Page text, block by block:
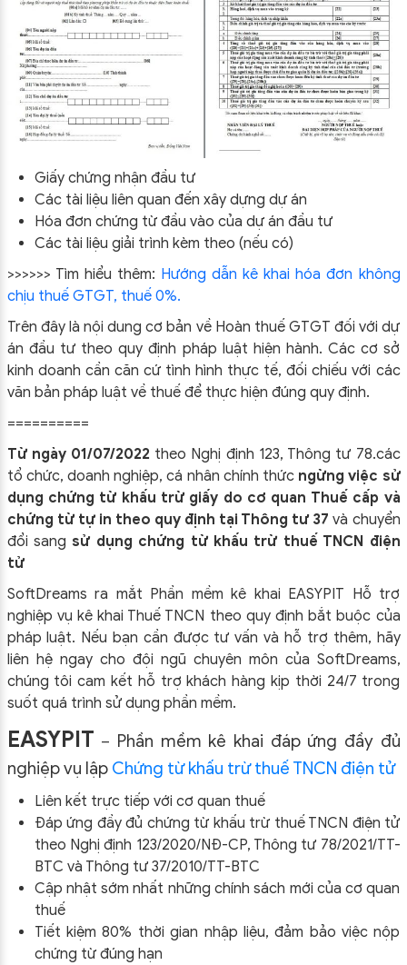
Giấy chứng nhận đầu tư
Các tài liệu liên quan đến xây dựng dự án
Hóa đơn chứng từ đầu vào của dự án đầu tư
Các tài liệu giải trình kèm theo (nếu có)
>>>>>> Tìm hiểu thêm: Hướng dẫn kê khai hóa đơn không
chịu thuế GTGT, thuế 0%.
Trên đây là nội dung cơ bản về Hoàn thuế GTGT đối với dự
án đầu tư theo quy định pháp luật hiện hành. Các cơ sở
kinh doanh cần căn cứ tình hình thực tế, đối chiếu với các
văn bản pháp luật về thuế để thực hiện đúng quy định.
==========
Từ ngày 01/07/2022 theo Nghị định 123, Thông tư 78.các
tổ chức, doanh nghiệp, cá nhân chính thức ngừng việc sử
dụng chứng từ khấu trừ giấy do cơ quan Thuế cấp và
chứng từ tự in theo quy định tại Thông tư 37 và chuyển
đổi sangsử dụng chứng từ khấu trừ thuế TNCN điện
tử
SoftDreams ra mắt Phần mềm kê khai EASYPIT Hỗ trợ
nghiệp vụ kê khai Thuế TNCN theo quy định bắt buộc của
pháp luật. Nếu bạn cần được tư vấn và hỗ trợ thêm, hãy
liên hệ ngay cho đội ngũ chuyên môn của SoftDreams,
chúng tôi cam kết hỗ trợ khách hàng kịp thời 24/7 trong
suốt quá trình sử dụng phần mềm.
EASYPIT – Phần mềm kê khai đáp ứng đầy đủ
nghiệp vụ lập Chứng từ khấu trừ thuế TNCN điện tử
Liên kết trực tiếp với cơ quan thuế
Đáp ứng đầy đủ chứng từ khấu trừ thuế TNCN điện tử
theo Nghị định 123/2020/NĐ-CP, Thông tư 78/2021/TT-
BTC và Thông tư 37/2010/TT-BTC
Cập nhật sớm nhất những chính sách mới của cơ quan
thuế
Tiết kiệm 80% thời gian nhập liệu, đảm bảo việc nộp
chứng từ đúng hạn